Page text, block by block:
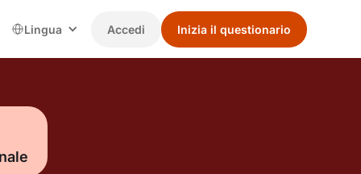
Lingua Accedi Inizia il questionario